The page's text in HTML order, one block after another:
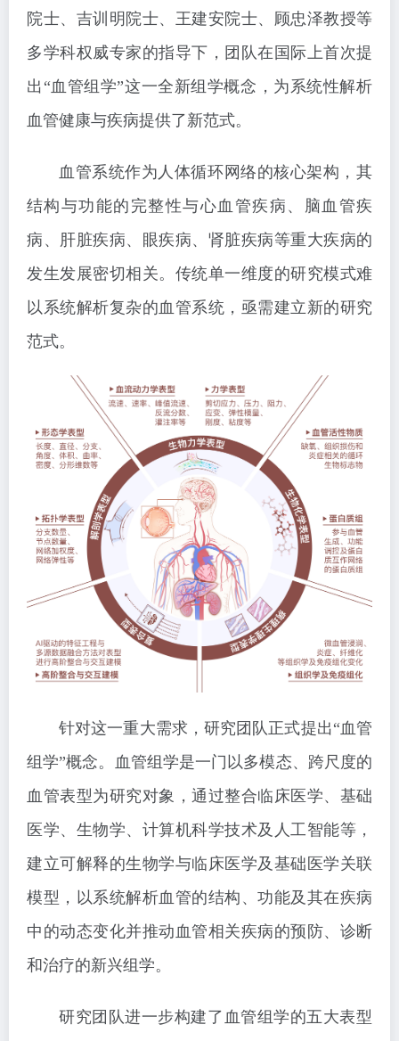
院士、吉训明院士、王建安院士、顾忠泽教授等
多学科权威专家的指导下，团队在国际上首次提
出“血管组学”这一全新组学概念，为系统性解析
血管健康与疾病提供了新范式。
血管系统作为人体循环网络的核心架构，其
结构与功能的完整性与心血管疾病、脑血管疾
病、肝脏疾病、眼疾病、肾脏疾病等重大疾病的
发生发展密切相关。传统单一维度的研究模式难
以系统解析复杂的血管系统，亟需建立新的研究
范式。
针对这一重大需求，研究团队正式提出“血管
组学”概念。血管组学是一门以多模态、跨尺度的
血管表型为研究对象，通过整合临床医学、基础
医学、生物学、计算机科学技术及人工智能等，
建立可解释的生物学与临床医学及基础医学关联
模型，以系统解析血管的结构、功能及其在疾病
中的动态变化并推动血管相关疾病的预防、诊断
和治疗的新兴组学。
研究团队进一步构建了血管组学的五大表型